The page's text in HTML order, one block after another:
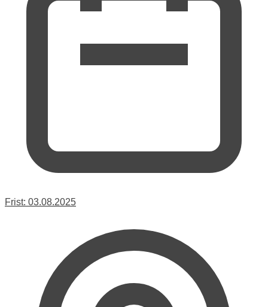
Frist: 03.08.2025